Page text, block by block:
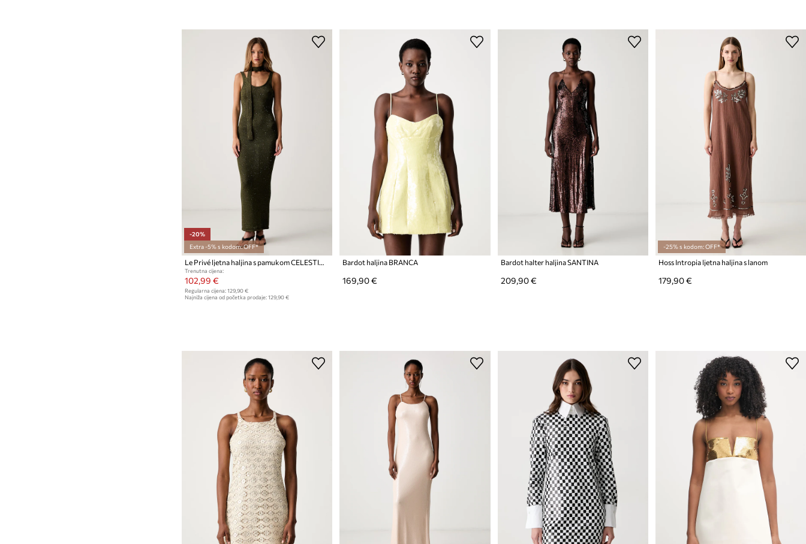
-20%
Extra -5% s kodom: OFF*
Le Privé ljetna haljina s pamukom CELESTINE OLIVE
Trenutna cijena:
102,99 €
Regularna cijena: 129,90 €
Najniža cijena od početka prodaje: 129,90 €
Bardot haljina BRANCA
169,90 €
Bardot halter haljina SANTINA
209,90 €
-25% s kodom: OFF*
Hoss Intropia ljetna haljina s lanom
179,90 €